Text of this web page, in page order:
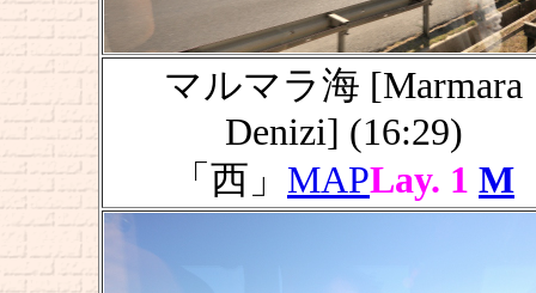
マルマラ海 [Marmara
Denizi] (16:29)
「西」 MAPLay. 1 M